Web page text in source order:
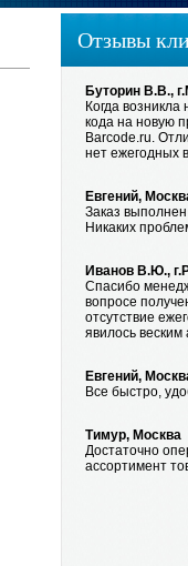
Отзывы
Буторин В.В.,
Когда
кода на новую
Barcode.ru.
нет ежегодных
Евгений,
Заказ
Никаких
Иванов В.Ю.,
Спасибо
вопросе
отсутствие
явилось
Евгений,
Все быстро,
Тимур, Москва
Достаточно
ассортимент